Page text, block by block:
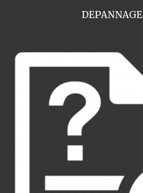
DEPANNAGE